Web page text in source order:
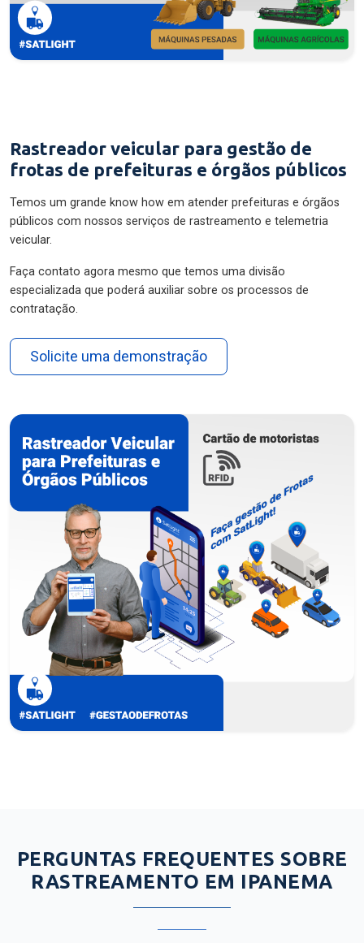
Rastreador veicular para gestão de
frotas de prefeituras e órgãos públicos
Temos um grande know how em atender prefeituras e órgãos
públicos com nossos serviços de rastreamento e telemetria
veicular.
Faça contato agora mesmo que temos uma divisão
especializada que poderá auxiliar sobre os processos de
contratação.
Solicite uma demonstração
PERGUNTAS FREQUENTES SOBRE
RASTREAMENTO EM IPANEMA